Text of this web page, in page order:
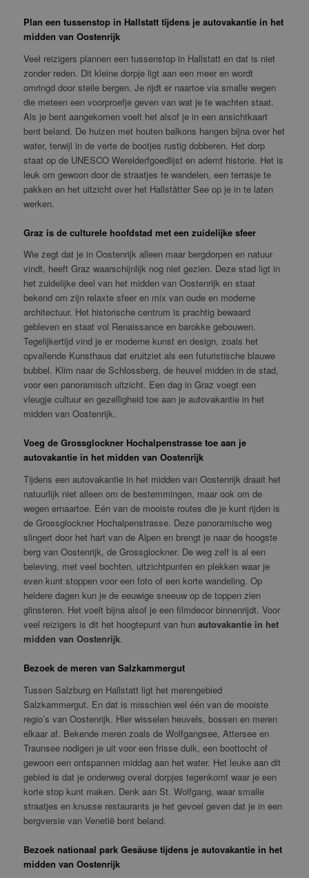
Plan een tussenstop in Hallstatt tijdens je autovakantie in het
midden van Oostenrijk
Veel reizigers plannen een tussenstop in Hallstatt en dat is niet
zonder reden. Dit kleine dorpje ligt aan een meer en wordt
omringd door steile bergen. Je rijdt er naartoe via smalle wegen
die meteen een voorproefje geven van wat je te wachten staat.
Als je bent aangekomen voelt het alsof je in een ansichtkaart
bent beland. De huizen met houten balkons hangen bijna over het
water, terwijl in de verte de bootjes rustig dobberen. Het dorp
staat op de UNESCO Werelderfgoedlijst en ademt historie. Het is
leuk om gewoon door de straatjes te wandelen, een terrasje te
pakken en het uitzicht over het Hallstätter See op je in te laten
werken.
Graz is de culturele hoofdstad met een zuidelijke sfeer
Wie zegt dat je in Oostenrijk alleen maar bergdorpen en natuur
vindt, heeft Graz waarschijnlijk nog niet gezien. Deze stad ligt in
het zuidelijke deel van het midden van Oostenrijk en staat
bekend om zijn relaxte sfeer en mix van oude en moderne
architectuur. Het historische centrum is prachtig bewaard
gebleven en staat vol Renaissance en barokke gebouwen.
Tegelijkertijd vind je er moderne kunst en design, zoals het
opvallende Kunsthaus dat eruitziet als een futuristische blauwe
bubbel. Klim naar de Schlossberg, de heuvel midden in de stad,
voor een panoramisch uitzicht. Een dag in Graz voegt een
vleugje cultuur en gezelligheid toe aan je autovakantie in het
midden van Oostenrijk.
Voeg de Grossglockner Hochalpenstrasse toe aan je
autovakantie in het midden van Oostenrijk
Tijdens een autovakantie in het midden van Oostenrijk draait het
natuurlijk niet alleen om de bestemmingen, maar ook om de
wegen ernaartoe. Eén van de mooiste routes die je kunt rijden is
de Grossglockner Hochalpenstrasse. Deze panoramische weg
slingert door het hart van de Alpen en brengt je naar de hoogste
berg van Oostenrijk, de Grossglockner. De weg zelf is al een
beleving, met veel bochten, uitzichtpunten en plekken waar je
even kunt stoppen voor een foto of een korte wandeling. Op
heldere dagen kun je de eeuwige sneeuw op de toppen zien
glinsteren. Het voelt bijna alsof je een filmdecor binnenrijdt. Voor
veel reizigers is dit het hoogtepunt van hunautovakantie in het
midden van Oostenrijk.
Bezoek de meren van Salzkammergut
Tussen Salzburg en Hallstatt ligt het merengebied
Salzkammergut. En dat is misschien wel één van de mooiste
regio’s van Oostenrijk. Hier wisselen heuvels, bossen en meren
elkaar af. Bekende meren zoals de Wolfgangsee, Attersee en
Traunsee nodigen je uit voor een frisse duik, een boottocht of
gewoon een ontspannen middag aan het water. Het leuke aan dit
gebied is dat je onderweg overal dorpjes tegenkomt waar je een
korte stop kunt maken. Denk aan St. Wolfgang, waar smalle
straatjes en knusse restaurants je het gevoel geven dat je in een
bergversie van Venetië bent beland.
Bezoek nationaal park Gesäuse tijdens je autovakantie in het
midden van Oostenrijk